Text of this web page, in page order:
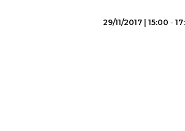
29/11/2017 | 15:00 -